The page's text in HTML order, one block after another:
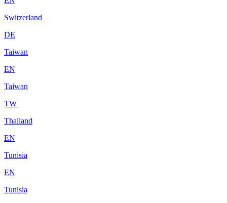
Switzerland
DE
Taiwan
EN
Taiwan
TW
Thailand
EN
Tunisia
EN
Tunisia